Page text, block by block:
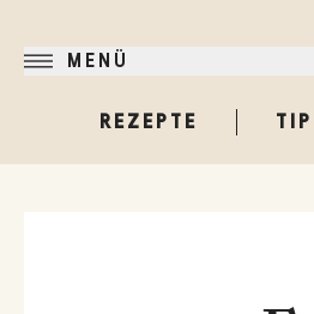
MENÜ
REZEPTE